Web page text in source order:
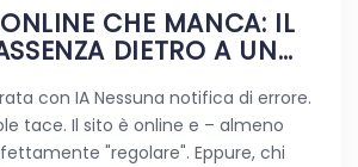
CHE MANCA: IL
DIETRO A UN
con IA Nessuna notifica di errore.
tace. Il sito è online e – almeno
"regolare". Eppure, chi